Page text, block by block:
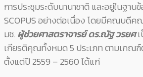
การประชุมระดับนานาชาติ และอยู่ในฐาน
SCOPUS อย่างต่อเนื่อง โดยมีคณบดีค
มช. ผู้ช่วยศาสตราจารย์ ดร.ณัฐ วรยศเ
เกียรติคุณทั้งหมด 5 ประเภท ตามเกณฑ์
ตั้งแต่ปี 2559 – 2560 ได้แก่